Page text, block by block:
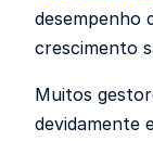
desempenho
crescimento
Muitos
devidamente